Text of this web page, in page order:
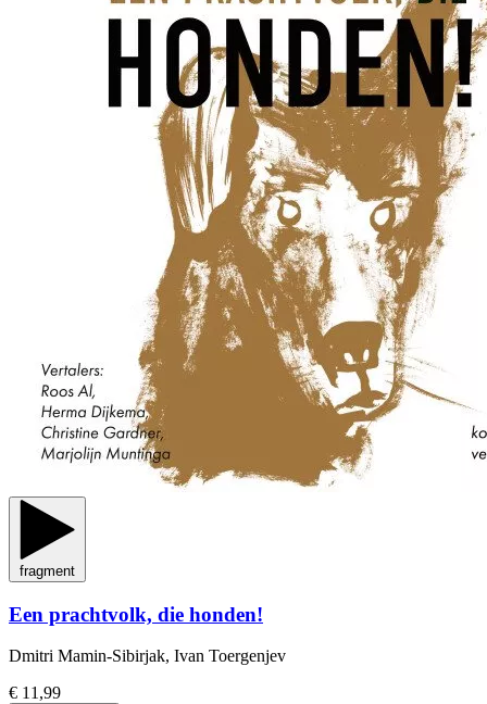
fragment
Een prachtvolk, die honden!
Dmitri Mamin-Sibirjak, Ivan Toergenjev
€ 11,99